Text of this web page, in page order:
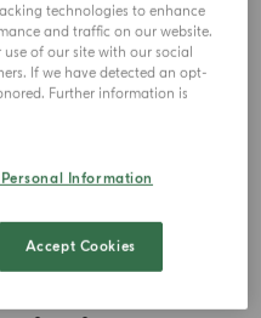
technologies to enhance
and traffic on our website.
of our site with our social
If we have detected an opt-
Further information is
Information
Accept Cookies